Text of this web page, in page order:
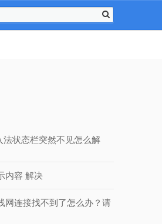
法状态栏突然不见怎么解
内容 解决
网连接找不到了怎么办？请